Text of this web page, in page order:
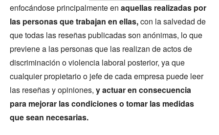
enfocándose principalmente en aquellas realizadas por
las personas que trabajan en ellas,con la salvedad de
que todas las reseñas publicadas son anónimas, lo que
previene a las personas que las realizan de actos de
discriminación o violencia laboral posterior, ya que
cualquier propietario o jefe de cada empresa puede leer
las reseñas y opiniones, y actuar en consecuencia
para mejorar las condiciones o tomar las medidas
que sean necesarias.